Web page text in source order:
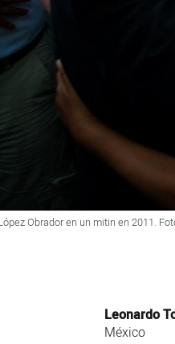
Obrador en un mitin en 2011.
Leonardo
México